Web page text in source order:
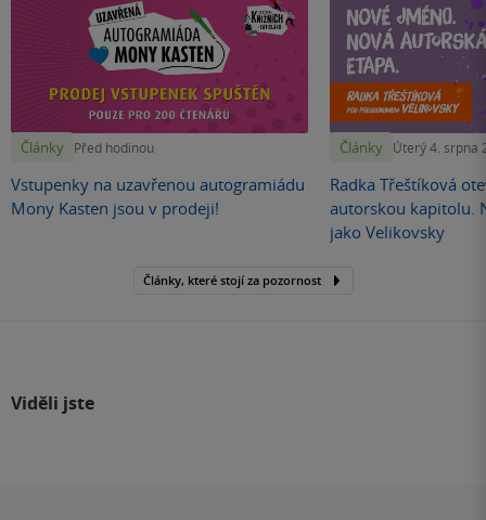
Články Před hodinou
Vstupenky na uzavřenou autogramiádu
Mony Kasten jsou v prodeji!
Články Úterý 4. srpna
Radka Třeštíková
autorskou kapitolu.
jako Velikovsky
Články, které stojí za pozornost
Viděli jste